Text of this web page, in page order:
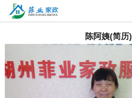
陈阿姨(简历)